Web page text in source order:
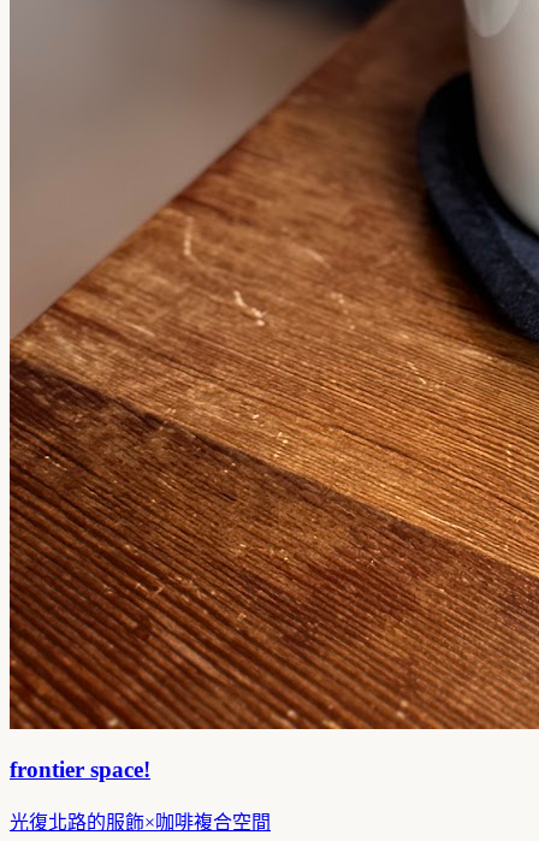
frontier space!
光復北路的服飾×咖啡複合空間